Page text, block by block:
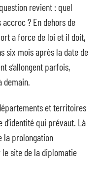
revient : quel
? En dehors de
a force de loi et il doit,
six mois après la date de
s’allongent parfois,
et territoires
d’identité qui prévaut. Là
la prolongation
site de la diplomatie